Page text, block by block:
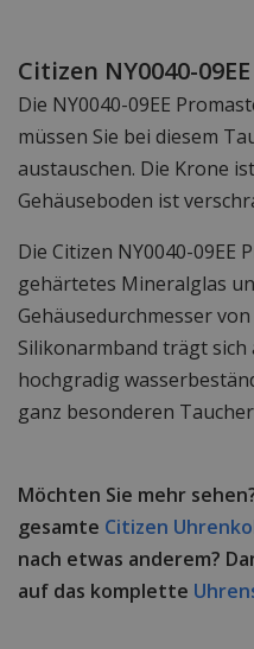
Citizen NY0040-
Die NY0040-09EE
müssen Sie bei diesem
austauschen. Die Krone
Gehäuseboden ist
Die Citizen NY0040-09EE
gehärtetes Mineralglas
Gehäusedurchmesser
Silikonarmband trägt
hochgradig
ganz besonderen
Möchten Sie mehr
gesamte Citizen
nach etwas anderem?
auf das komplette